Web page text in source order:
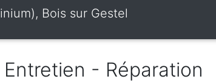
Bois sur Gestel
Entretien - Réparation